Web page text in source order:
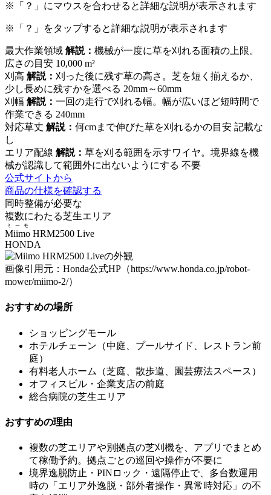
※「？」にマウスを合わせると詳細な説明が表示されます
※「？」をタップすると詳細な説明が表示されます
最大作業領域 解説： 機械が一度に草を刈れる面積の上限。
広さの目安 10,000 m²
刈高 解説： 刈った後に残す草の高さ。芝を短く揃えるか、
少し長めに残すかを選べる 20mm～60mm
刈幅 解説： 一回の走行で刈れる幅。幅が広いほど短時間で
作業できる 240mm
対応草丈 解説： 何cmまで伸びた草を刈れるかの目安 記載な
し
エリア配線 解説： 草を刈る範囲を示すワイヤ。境界線を機
械が認識して範囲外に出ないようにする 不要
公式サイトから
商品の仕様を確認する
同時整備が必要な
複数にわたる芝生エリア
Miimo
ミーモ
HRM2500 Live
HONDA
画像引用元：Honda公式HP（https://www.honda.co.jp/robot-
mower/miimo-2/）
おすすめの場所
ショッピングモール
ホテルチェーン（中庭、プールサイド、レストラン前
庭）
有料老人ホーム（芝庭、散歩道、園芸療法スペース）
オフィスビル・企業支店の前庭
総合病院の芝生エリア
おすすめの理由
複数の芝エリアや別拠点の芝刈機を、 アプリでまとめ
て稼働予約。拠点ごとの巡回や操作が不要に
境界逸脱防止・PINロック・遠隔停止で、多台数運用
時の「エリア外逸脱・部外者操作・異常時対応」の不